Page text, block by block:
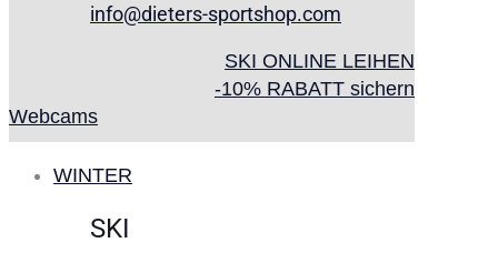
info@dieters-sportshop.com
SKI ONLINE LEIHEN
-10% RABATT sichern
Webcams
WINTER
SKI